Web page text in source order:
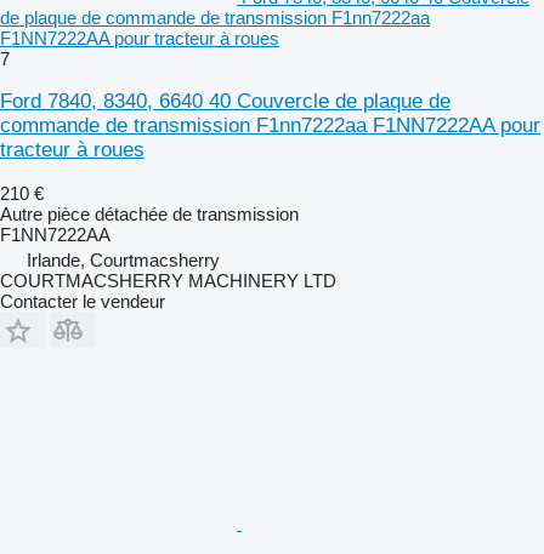
de plaque de commande de transmission F1nn7222aa
F1NN7222AA pour tracteur à roues
7
Ford 7840, 8340, 6640 40 Couvercle de plaque de
commande de transmission F1nn7222aa F1NN7222AA pour
tracteur à roues
210 €
Autre pièce détachée de transmission
F1NN7222AA
Irlande, Courtmacsherry
COURTMACSHERRY MACHINERY LTD
Contacter le vendeur